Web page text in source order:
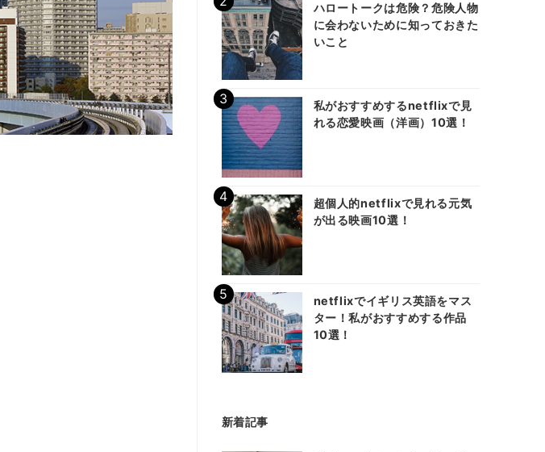
ハロートークは危険？危険人物
に会わないために知っておきた
いこと
私がおすすめするnetflixで見
れる恋愛映画（洋画）10選！
超個人的netflixで見れる元気
が出る映画10選！
netflixでイギリス英語をマス
ター！私がおすすめする作品
10選！
新着記事